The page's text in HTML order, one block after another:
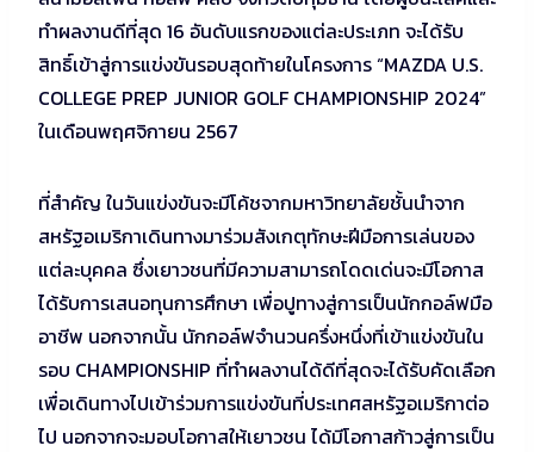
ทำผลงานดีที่สุด 16 อันดับแรกของแต่ละประเภท จะได้รับ
สิทธิ์เข้าสู่การแข่งขันรอบสุดท้ายในโครงการ “MAZDA U.S.
COLLEGE PREP JUNIOR GOLF CHAMPIONSHIP 2024”
ในเดือนพฤศจิกายน 2567
ที่สำคัญ ในวันแข่งขันจะมีโค้ชจากมหาวิทยาลัยชั้นนำจาก
สหรัฐอเมริกาเดินทางมาร่วมสังเกตุทักษะฝีมือการเล่นของ
แต่ละบุคคล ซึ่งเยาวชนที่มีความสามารถโดดเด่นจะมีโอกาส
ได้รับการเสนอทุนการศึกษา เพื่อปูทางสู่การเป็นนักกอล์ฟมือ
อาชีพ นอกจากนั้น นักกอล์ฟจำนวนครึ่งหนึ่งที่เข้าแข่งขันใน
รอบ CHAMPIONSHIP ที่ทำผลงานได้ดีที่สุดจะได้รับคัดเลือก
เพื่อเดินทางไปเข้าร่วมการแข่งขันที่ประเทศสหรัฐอเมริกาต่อ
ไป นอกจากจะมอบโอกาสให้เยาวชน ได้มีโอกาสก้าวสู่การเป็น